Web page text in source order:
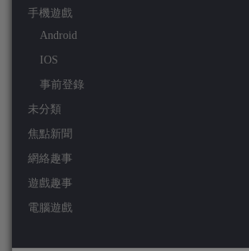
手機遊戲
Android
IOS
事前登錄
未分類
焦點新聞
網絡趣事
遊戲趣事
電腦遊戲